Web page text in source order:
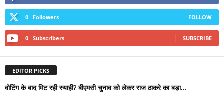
0 Followers FOLLOW
0 Subscribers SUBSCRIBE
EDITOR PICKS
वोटिंग के बाद मिट रही स्याही? बीएमसी चुनाव को लेकर राज ठाकरे का बड़ा...